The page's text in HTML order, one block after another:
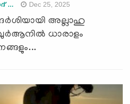
... Dec 25, 2025
അല്ലാഹു
ധാരാളം